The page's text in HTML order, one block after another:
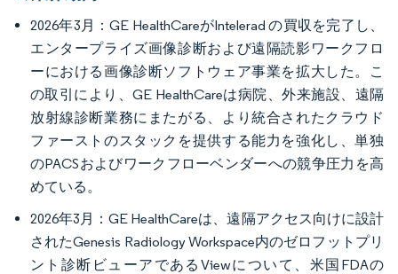
2026年3月：GE HealthCareがIntelerad の買収を完了し、
エンタープライズ画像診断および遠隔読影ワークフロ
ーにおける画像診断ソフトウェア事業を拡大した。こ
の取引により、GE HealthCareは病院、外来施設、遠隔
放射線診断業務にまたがる、より統合されたクラウド
ファーストのスタックを提供する能力を強化し、単独
のPACSおよびワークフローベンダーへの競争圧力を高
めている。
2026年3月：GE HealthCareは、遠隔アクセス向けに設計
されたGenesis Radiology Workspace内のゼロフットプリ
ント診断ビューアであるViewについて、米国FDAの